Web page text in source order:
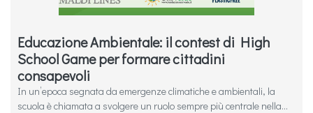
Educazione Ambientale: il contest di High
School Game per formare cittadini
consapevoli
In un’epoca segnata da emergenze climatiche e ambientali, la
scuola è chiamata a svolgere un ruolo sempre più centrale nella...